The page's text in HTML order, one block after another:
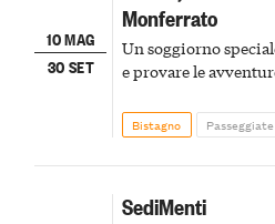
10 MAG
30 SET
Monferrato
Un soggiorno
e provare le
Bistagno
SediMenti